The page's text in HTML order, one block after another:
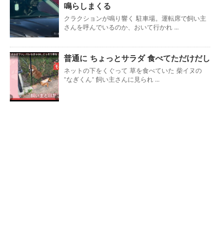
鳴らしまくる
クラクションが鳴り響く 駐車場。運転席で飼い主
さんを呼んでいるのか、おいて行かれ ...
普通に ちょっとサラダ 食べてただけだし
ネットの下をくぐって 草を食べていた 柴イヌの
”なぎくん” 飼い主さんに見られ ...